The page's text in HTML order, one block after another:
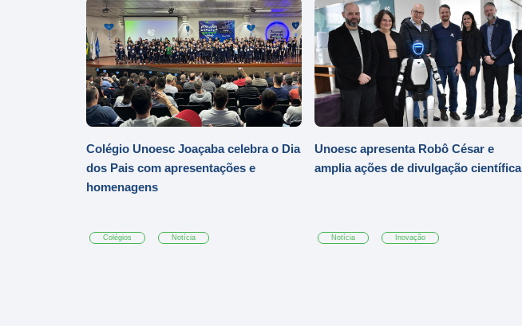
Colégio Unoesc Joaçaba celebra o Dia
dos Pais com apresentações e
homenagens
Colégios Notícia
Unoesc apresenta Robô César e
amplia ações de divulgação científica
Notícia Inovação